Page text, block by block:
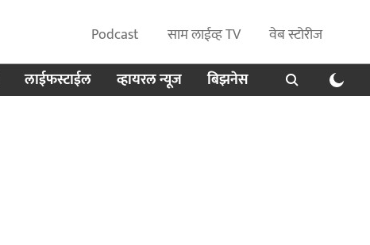
Podcast साम लाईव्ह TV
वेब स्टोरीज
लाईफस्टाईल व्हायरल न्यूज बिझनेस